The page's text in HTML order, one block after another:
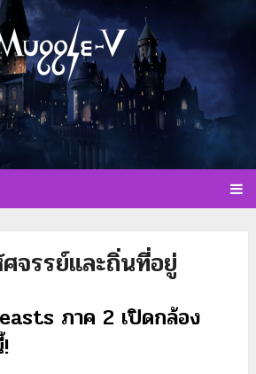
จรรย์และถิ่นที่อยู่
ภาค 2 เปิดกล้อง